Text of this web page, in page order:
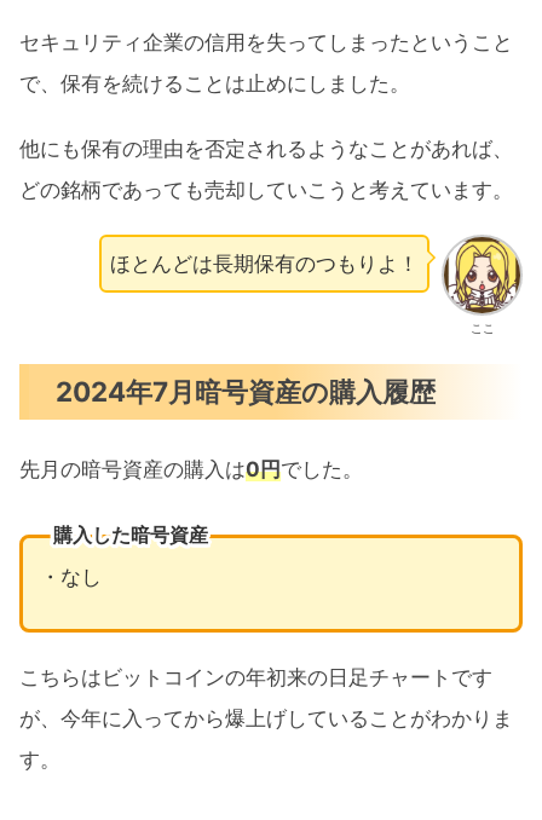
セキュリティ企業の信用を失ってしまったということ
で、保有を続けることは止めにしました。
他にも保有の理由を否定されるようなことがあれば、
どの銘柄であっても売却していこうと考えています。
ここ
ほとんどは長期保有のつもりよ！
2024年7月暗号資産の購入履歴
先月の暗号資産の購入は0円でした。
購入した暗号資産
・なし
こちらはビットコインの年初来の日足チャートです
が、今年に入ってから爆上げしていることがわかりま
す。